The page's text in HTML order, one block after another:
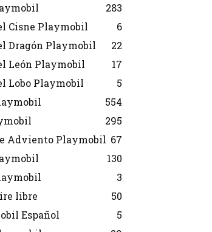
283
Cisne Playmobil
6
Dragón Playmobil
22
León Playmobil
17
Lobo Playmobil
5
554
295
Adviento Playmobil 67
130
3
libre
50
Español
5